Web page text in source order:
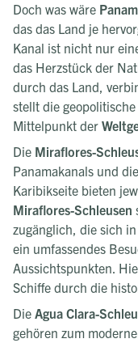
Doch was wäre
das das Land je
Kanal ist nicht nur
das Herzstück der
durch das Land,
stellt die
Mittelpunkt der
Die Miraflores-
Panamakanals und die
Karibikseite bieten
Miraflores-Schleusen
zugänglich, die sich in
ein umfassendes
Aussichtspunkten.
Schiffe durch die
Die Agua Clara-
gehören zum